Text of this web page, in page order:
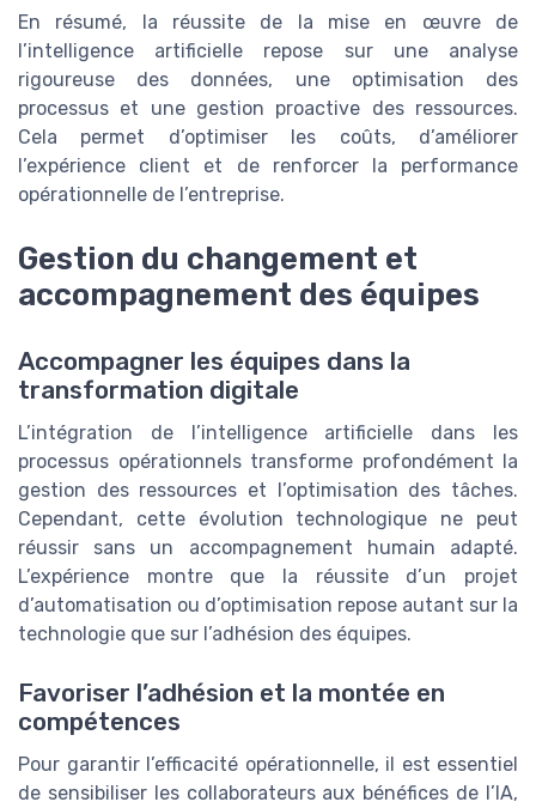
En résumé, la réussite de la mise en œuvre de
l’intelligence artificielle repose sur une analyse
rigoureuse des données, une optimisation des
processus et une gestion proactive des ressources.
Cela permet d’optimiser les coûts, d’améliorer
l’expérience client et de renforcer la performance
opérationnelle de l’entreprise.
Gestion du changement et
accompagnement des équipes
Accompagner les équipes dans la
transformation digitale
L’intégration de l’intelligence artificielle dans les
processus opérationnels transforme profondément la
gestion des ressources et l’optimisation des tâches.
Cependant, cette évolution technologique ne peut
réussir sans un accompagnement humain adapté.
L’expérience montre que la réussite d’un projet
d’automatisation ou d’optimisation repose autant sur la
technologie que sur l’adhésion des équipes.
Favoriser l’adhésion et la montée en
compétences
Pour garantir l’efficacité opérationnelle, il est essentiel
de sensibiliser les collaborateurs aux bénéfices de l’IA,